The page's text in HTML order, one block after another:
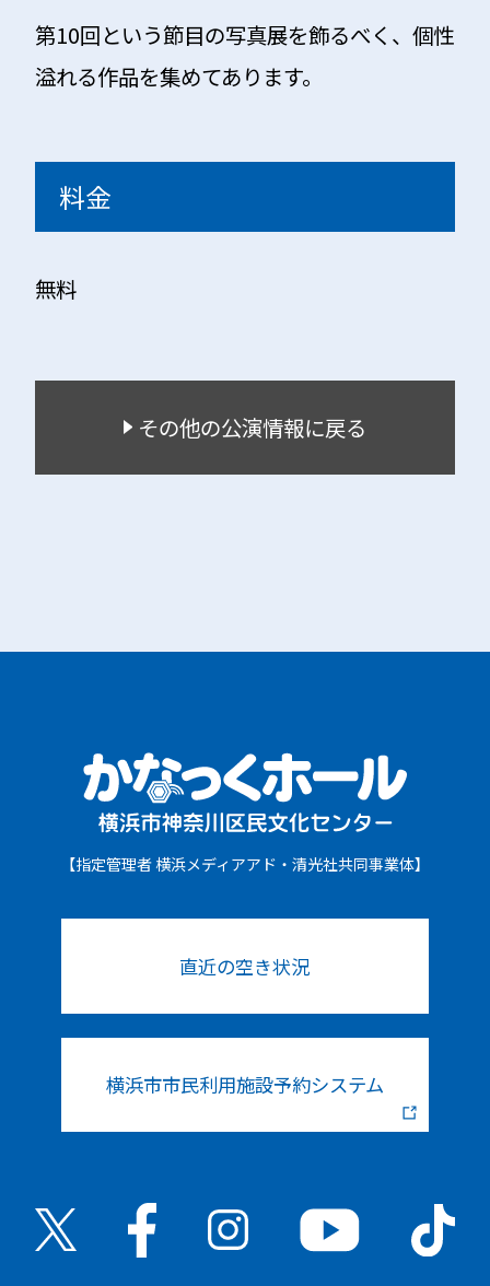
第10回という節目の写真展を飾るべく、個性
溢れる作品を集めてあります。
料金
無料
その他の公演情報に戻る
【指定管理者 横浜メディアアド・清光社共同事業体】
直近の空き状況
横浜市市民利用施設予約システム